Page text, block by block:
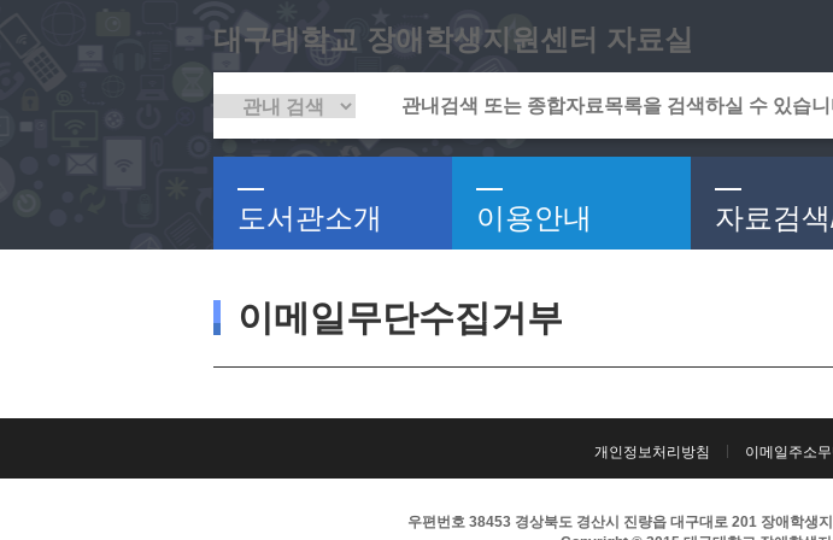
대구대학교 장애학생지원센터 자료실
도서관소개 이용안내 자료검
이메일무단수집거부
개인정보처리방침 이메일주소
우편번호 38453 경상북도 경산시 진량읍 대구대로 201 장애학